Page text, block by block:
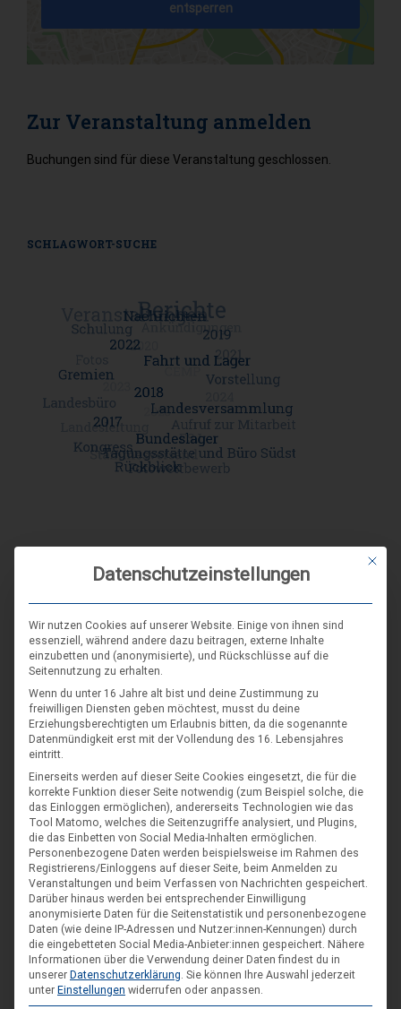
entsperren
Zur Veranstaltung anmelden
Buchungen sind für diese Veranstaltung geschlossen.
SCHLAGWORT-SUCHE
ARR|JEL Sommertreffen 2026
21. Aug. 26
Blankenburg (Harz)-Wienrode
Landes-NAP 2026
4. Sep. 26
04
Sep.
Spieleseminar - Werde zur Spielfigur“ -
Spiele im XXL-Format
4. Sep. 26
Suderburg
[alle Veranstaltungen]
AKTUELLE BEITRÄGE AUF INSTAGRAM
Mit
Datenschutzeinstellungen
Wir nutzen Cookies auf unserer Website. Einige von ihnen sind
essenziell, während andere dazu beitragen, externe Inhalte
einzubetten und (anonymisierte), und Rückschlüsse auf die
Seitennutzung zu erhalten.
Wenn du unter 16 Jahre alt bist und deine Zustimmung zu
freiwilligen Diensten geben möchtest, musst du deine
Erziehungsberechtigten um Erlaubnis bitten, da die sogenannte
Datenmündigkeit erst mit der Vollendung des 16. Lebensjahres
eintritt.
Einerseits werden auf dieser Seite Cookies eingesetzt, die für die
korrekte Funktion dieser Seite notwendig (zum Beispiel solche, die
das Einloggen ermöglichen), andererseits Technologien wie das
Tool Matomo, welches die Seitenzugriffe analysiert, und Plugins,
die das Einbetten von Social Media-Inhalten ermöglichen.
Personenbezogene Daten werden beispielsweise im Rahmen des
Registrierens/Einloggens auf dieser Seite, beim Anmelden zu
Veranstaltungen und beim Verfassen von Nachrichten gespeichert.
Darüber hinaus werden bei entsprechender Einwilligung
anonymisierte Daten für die Seitenstatistik und personenbezogene
Daten (wie deine IP-Adressen und Nutzer:innen-Kennungen) durch
die eingebetteten Social Media-Anbieter:innen gespeichert. Nähere
Informationen über die Verwendung deiner Daten findest du in
unserer Datenschutzerklärung Sie können Ihre Auswahl jederzeit
unter Einstellungen widerrufen oder anpassen.